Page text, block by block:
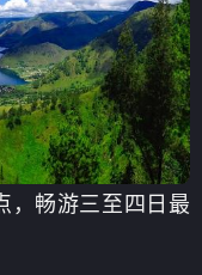
，畅游三至四日最